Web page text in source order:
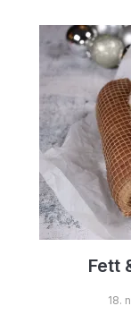
Fett
18.